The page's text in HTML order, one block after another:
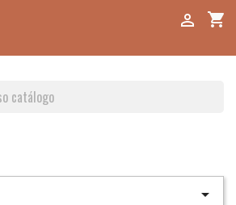
shopping_cart

